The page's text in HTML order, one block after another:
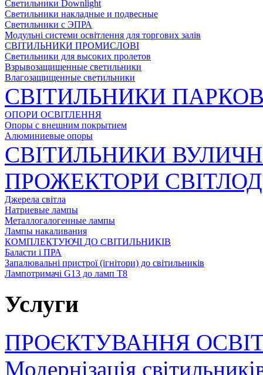
Светильники Downlight
Светильники накладные и подвесные
Светильники с ЭПРА
Модульні системи освітлення для торгових залів
СВІТИЛЬНИКИ ПРОМИСЛОВІ
Светильники для высоких пролетов
Взрывозащищенные светильники
Влагозащищенные светильники
СВІТИЛЬНИКИ
ОПОРИ ОСВІТЛЕННЯ
Опоры с внешним покрытием
Алюминиевые опоры
СВІТИЛЬНИКИ
ПРОЖЕКТОРИ
Джерела світла
Натриевые лампы
Металлогалогенные лампы
Лампы накаливания
КОМПЛЕКТУЮЧІ ДО СВІТИЛЬНИКІВ
Баласти і ПРА
Запалювальні пристрої (ігнітори) до світильників
Лампотримачі G13 до ламп Т8
Услуги
ПРОЄКТУВАННЯ
Модернізація